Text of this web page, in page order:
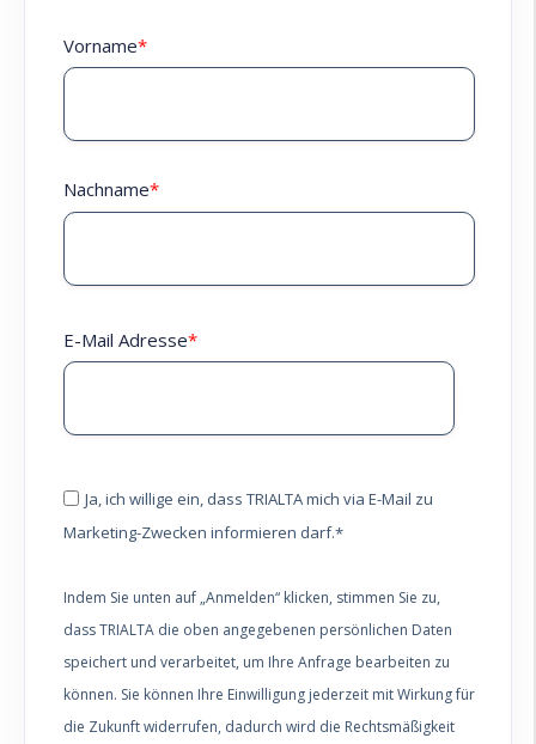
Vorname*
Nachname*
E-Mail Adresse*
Ja, ich willige ein, dass TRIALTA mich via E-Mail zu
Marketing-Zwecken informieren darf.*
Indem Sie unten auf „Anmelden“ klicken, stimmen Sie zu,
dass TRIALTA die oben angegebenen persönlichen Daten
speichert und verarbeitet, um Ihre Anfrage bearbeiten zu
können. Sie können Ihre Einwilligung jederzeit mit Wirkung für
die Zukunft widerrufen, dadurch wird die Rechtsmäßigkeit